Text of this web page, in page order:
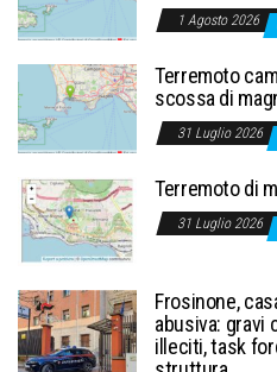
1 Agosto 2026
Terremoto
scossa di
31 Luglio 2026
Terremoto di
31 Luglio 2026
Frosinone,
abusiva: gravi
illeciti, task